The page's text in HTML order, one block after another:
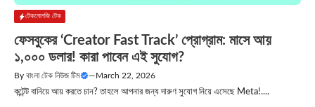
টেকনোলজি টেক
ফেসবুকের ‘Creator Fast Track’ প্রোগ্রাম: মাসে আয়
১,০০০ ডলার! কারা পাবেন এই সুযোগ?
By বাংলা টেক নিউজ টিম —March 22, 2026
কন্টেন্ট বানিয়ে আয় করতে চান? তাহলে আপনার জন্য দারুণ সুযোগ নিয়ে এসেছে Meta!....